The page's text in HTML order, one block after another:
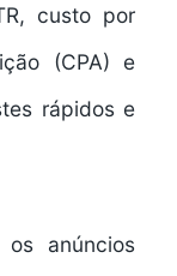
custo por
(CPA) e
rápidos e
os anúncios